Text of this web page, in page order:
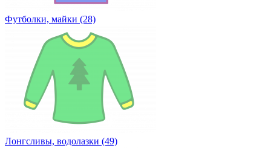
Футболки, майки (28)
Лонгсливы, водолазки (49)